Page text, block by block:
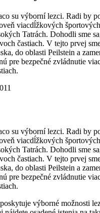
su výborní lezci. Radi by
viacdĺžkových
Tatrách. Dohodli sme
častiach. V tejto prvej
do oblasti Peilstein a
pre bezpečné zvládnutie
sa tu
su výborní lezci. Radi by
viacdĺžkových
Tatrách. Dohodli sme
častiach. V tejto prvej
do oblasti Peilstein a
pre bezpečné zvládnutie
výborné možnosti